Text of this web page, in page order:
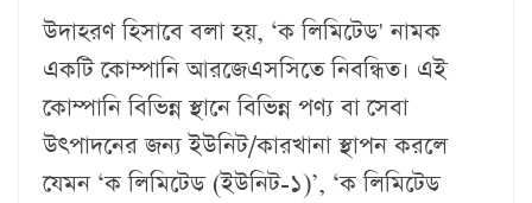
উদাহরণ হিসাবে বলা হয়, ‘ক লিমিটেড' নামক
একটি কোম্পানি আরজেএসসিতে নিবন্ধিত। এই
কোম্পানি বিভিন্ন স্থানে বিভিন্ন পণ্য বা সেবা
উৎপাদনের জন্য ইউনিট/কারখানা স্থাপন করলে
যেমন ‘ক লিমিটেড (ইউনিট-১)’, ‘ক লিমিটেড